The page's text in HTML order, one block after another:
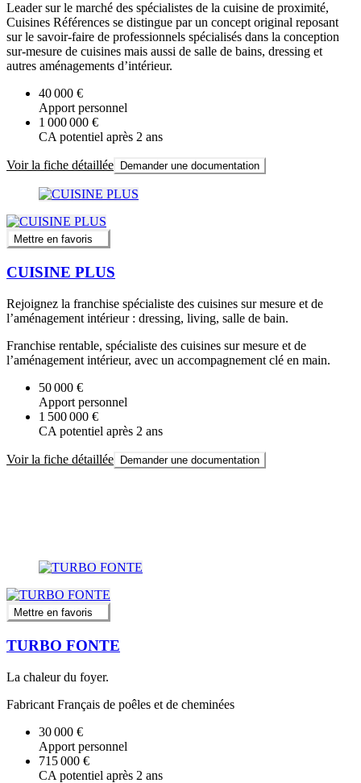
Leader sur le marché des spécialistes de la cuisine de proximité,
Cuisines Références se distingue par un concept original reposant
sur le savoir-faire de professionnels spécialisés dans la conception
sur-mesure de cuisines mais aussi de salle de bains, dressing et
autres aménagements d’intérieur.
40 000 €
Apport personnel
1 000 000 €
CA potentiel après 2 ans
Voir la fiche détaillée Demander une documentation
Mettre en favoris
CUISINE PLUS
Rejoignez la franchise spécialiste des cuisines sur mesure et de
l’aménagement intérieur : dressing, living, salle de bain.
Franchise rentable, spécialiste des cuisines sur mesure et de
l’aménagement intérieur, avec un accompagnement clé en main.
50 000 €
Apport personnel
1 500 000 €
CA potentiel après 2 ans
Voir la fiche détaillée Demander une documentation
Mettre en favoris
TURBO FONTE
La chaleur du foyer.
Fabricant Français de poêles et de cheminées
30 000 €
Apport personnel
715 000 €
CA potentiel après 2 ans